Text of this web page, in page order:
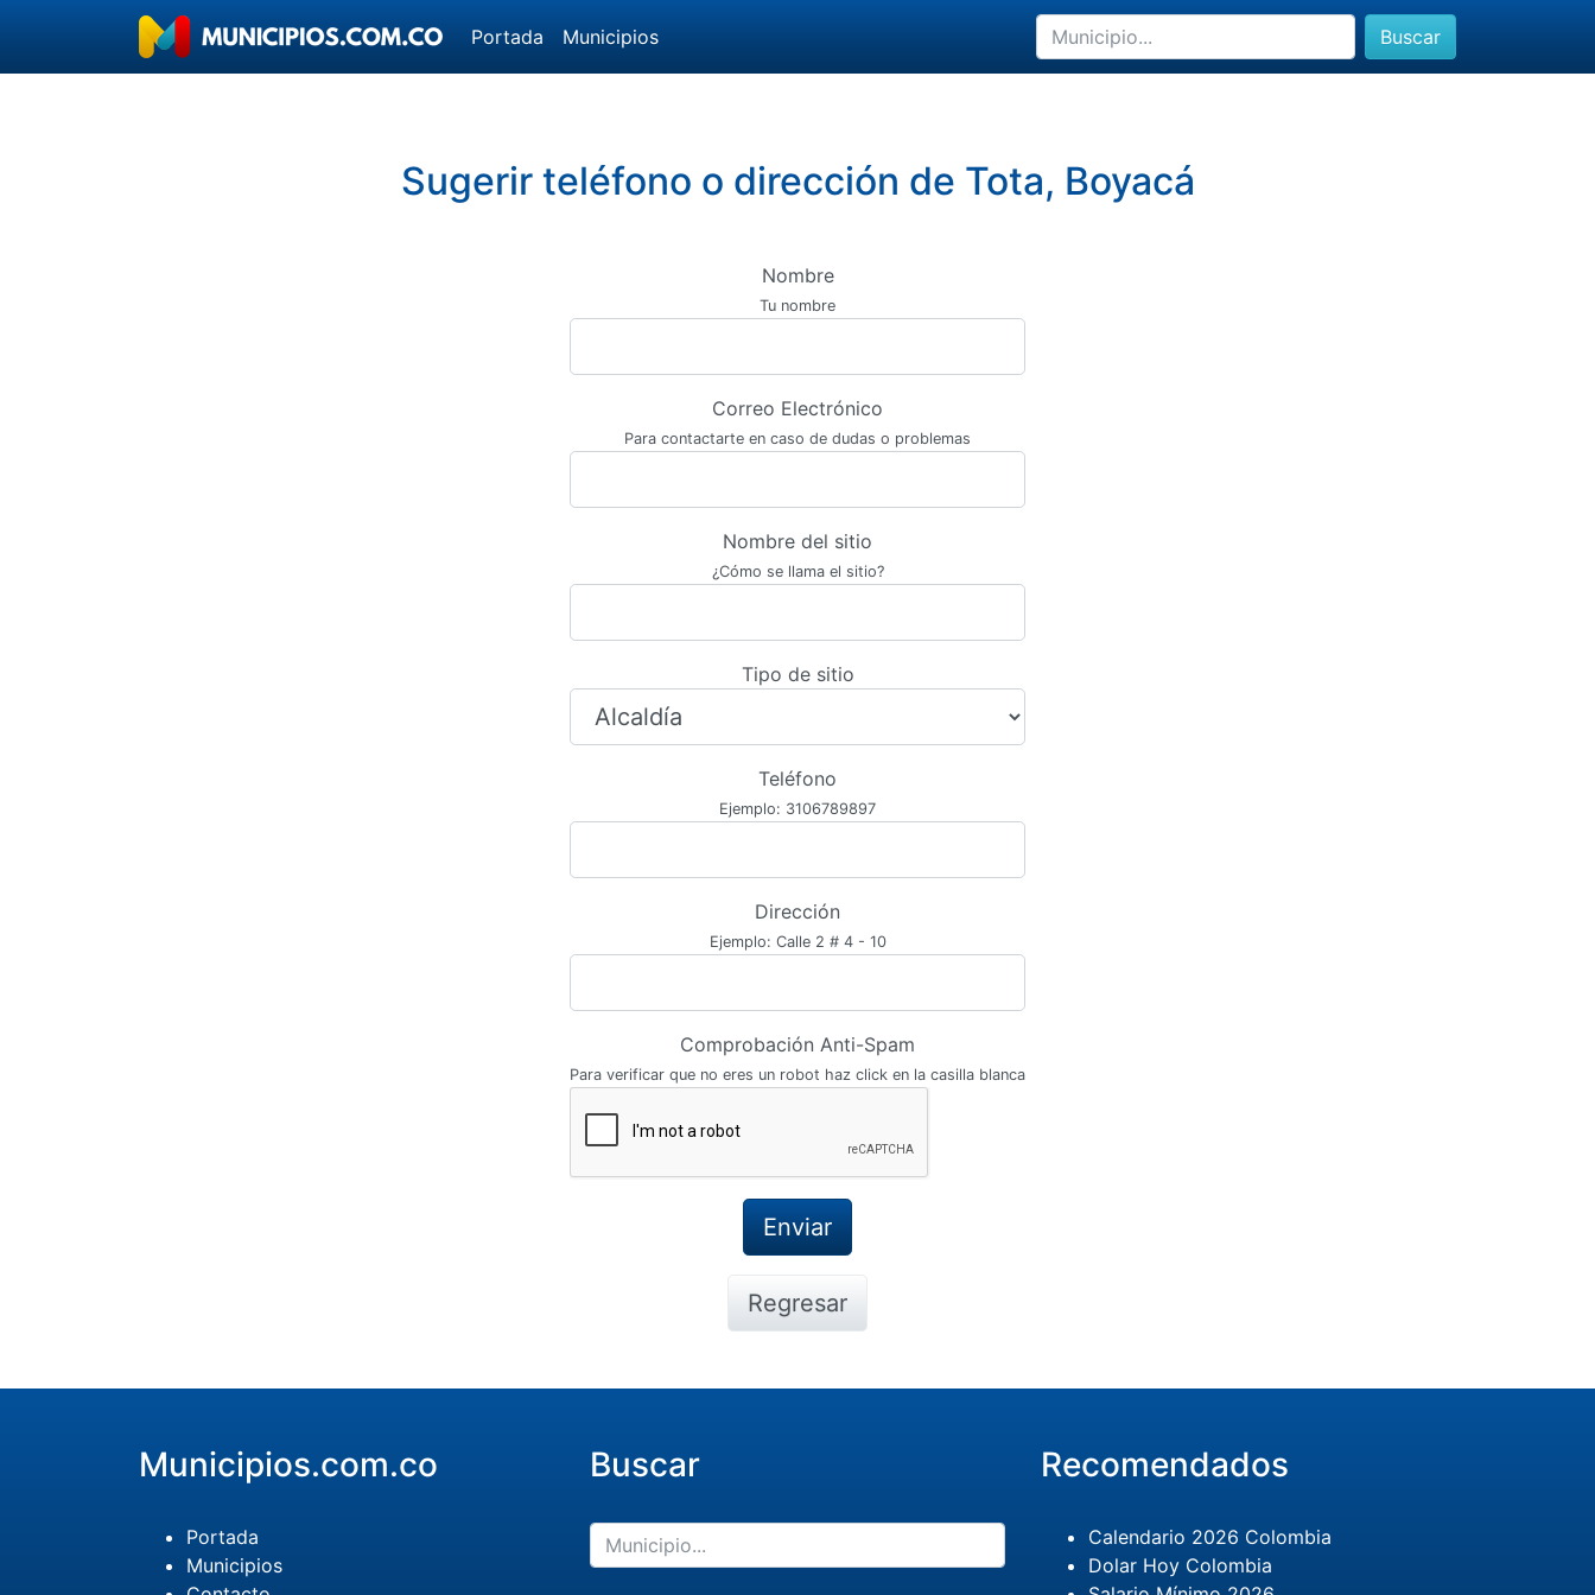
Portada Municipios Buscar
Sugerir teléfono o dirección de Tota, Boyacá
Nombre
Tu nombre
Correo Electrónico
Para contactarte en caso de dudas o problemas
Nombre del sitio
¿Cómo se llama el sitio?
Tipo de sitio
Teléfono
Ejemplo: 3106789897
Dirección
Ejemplo: Calle 2 # 4 - 10
Comprobación Anti-Spam
Para verificar que no eres un robot haz click en la casilla blanca
Regresar
Municipios.com.co
Portada
Municipios
Buscar Recomendados
Calendario 2026 Colombia
Dolar Hoy Colombia